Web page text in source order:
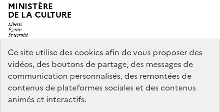
Ce site utilise des cookies afin de vous proposer des
vidéos, des boutons de partage, des messages de
communication personnalisés, des remontées de
contenus de plateformes sociales et des contenus
animés et interactifs.
MINISTÈRE
DE LA CULTURE
legifrance.gouv.fr
info.gouv.fr
service-public.gouv.fr
data.gouv.fr